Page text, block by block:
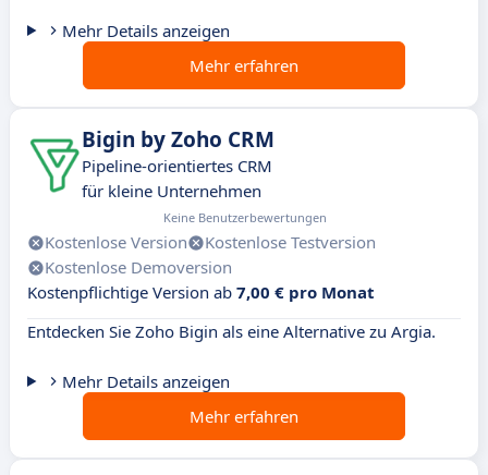
Mehr Details anzeigen
Mehr erfahren
Bigin by Zoho CRM
Pipeline-orientiertes CRM
für kleine Unternehmen
Keine Benutzerbewertungen
Kostenlose Version
Kostenlose Testversion
Kostenlose Demoversion
Kostenpflichtige Version ab 7,00 € pro Monat
Entdecken Sie Zoho Bigin als eine Alternative zu Argia.
Mehr Details anzeigen
Mehr erfahren